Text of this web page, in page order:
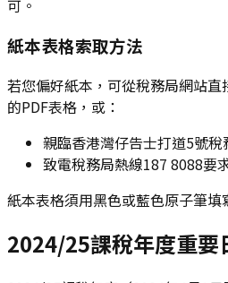
可。
紙本表格索取方法
若您偏好紙本，可從稅務局網站
的PDF表格，或：
親臨香港灣仔告士打道5號稅
致電稅務局熱線187 8088要
紙本表格須用黑色或藍色原子筆填
2024/25課稅年度重要